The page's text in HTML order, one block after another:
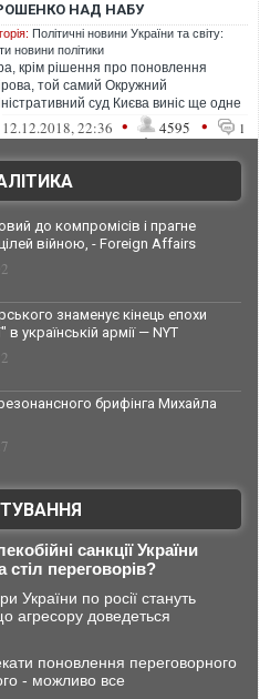
НАД НАБУ
Політичні новини України та світу:
новини політики
крім рішення про поновлення
той самий Окружний
суд Києва виніс ще одне
рішення.
12.12.2018, 22:36 • 4595 • 1
до компромісів і прагне
війною, - Foreign Affairs
знаменує кінець епохи
в українській армії — NYT
брифінга Михайла
санкції України
стіл переговорів?
України по росії стануть
агресору доведеться
поновлення переговорного
- можливо все